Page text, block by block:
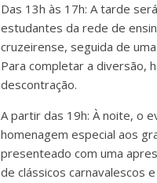
Das 13h às 17h: A tarde
estudantes da rede de
cruzeirense, seguida de
Para completar a diversão,
descontração.
A partir das 19h: À noite, o
homenagem especial aos
presenteado com uma
de clássicos carnavalescos